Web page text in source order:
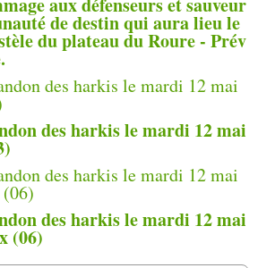
de destin qui aura lieu le
du plateau du Roure - Prév
des harkis le mardi 12 mai
des harkis le mardi 12 mai
(06)